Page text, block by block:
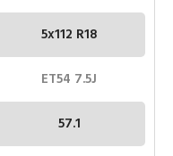
5x112 R18
ET54 7.5J
57.1